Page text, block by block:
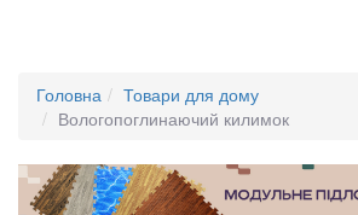
Головна
Товари для дому
Вологопоглинаючий килимок